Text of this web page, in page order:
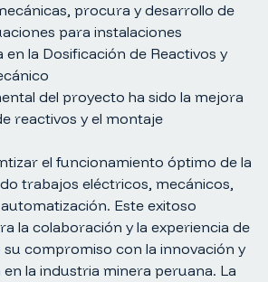
procura y desarrollo de
para instalaciones
en la Dosificación de Reactivos y
del proyecto ha sido la mejora
reactivos y el montaje
el funcionamiento óptimo de la
trabajos eléctricos, mecánicos,
Este exitoso
la colaboración y la experiencia de
su compromiso con la innovación y
la industria minera peruana. La